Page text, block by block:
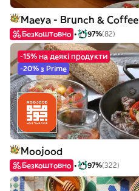
Maeya - Brunch & Coffee
Безкоштовно 97%(82)
-15% на деякі продукти
-20% з Prime
Moojood
Безкоштовно 97%(322)